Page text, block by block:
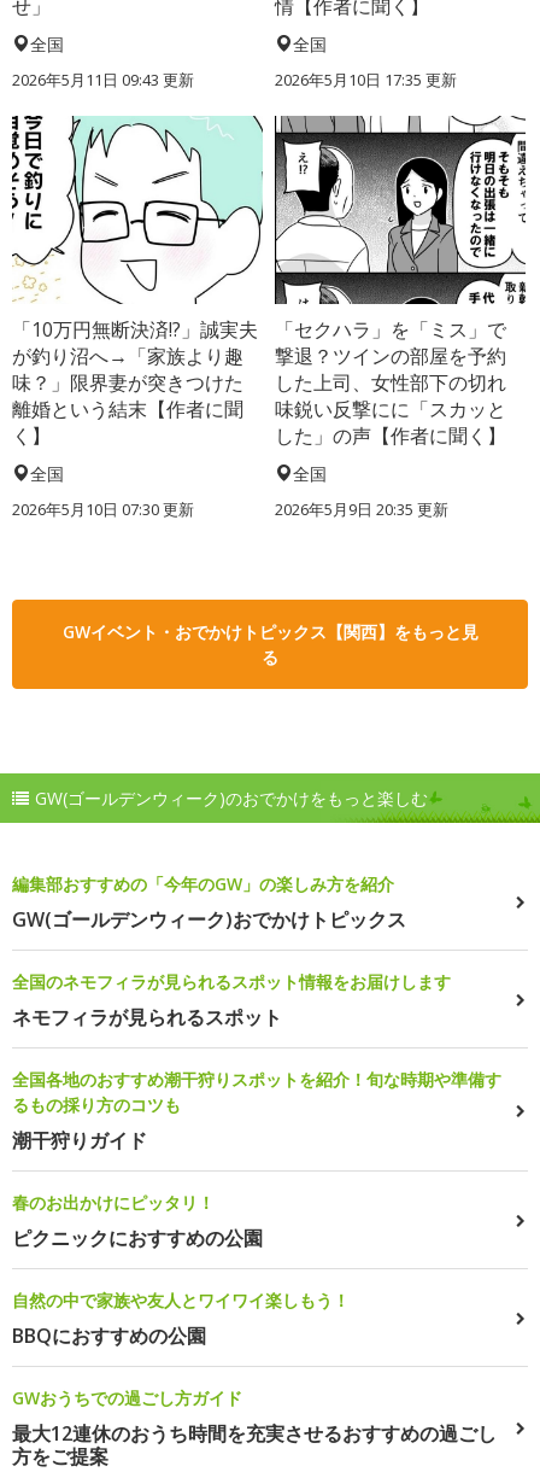
せ」
全国
2026年5月11日 09:43 更新
情【作者に聞く】
全国
2026年5月10日 17:35 更新
「10万円無断決済!?」誠実夫
が釣り沼へ→「家族より趣
味？」限界妻が突きつけた
離婚という結末【作者に聞
く】
全国
2026年5月10日 07:30 更新
「セクハラ」を「ミス」で
撃退？ツインの部屋を予約
した上司、女性部下の切れ
味鋭い反撃にに「スカッと
した」の声【作者に聞く】
全国
2026年5月9日 20:35 更新
GWイベント・おでかけトピックス【関西】をもっと見
る
GW(ゴールデンウィーク)のおでかけをもっと楽しむ
編集部おすすめの「今年のGW」の楽しみ方を紹介
GW(ゴールデンウィーク)おでかけトピックス
全国のネモフィラが見られるスポット情報をお届けします
ネモフィラが見られるスポット
全国各地のおすすめ潮干狩りスポットを紹介！旬な時期や準備す
るもの採り方のコツも
潮干狩りガイド
春のお出かけにピッタリ！
ピクニックにおすすめの公園
自然の中で家族や友人とワイワイ楽しもう！
BBQにおすすめの公園
GWおうちでの過ごし方ガイド
最大12連休のおうち時間を充実させるおすすめの過ごし
方をご提案